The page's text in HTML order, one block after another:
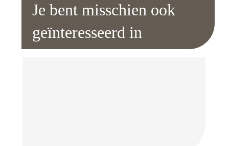
Je bent misschien ook
geïnteresseerd in